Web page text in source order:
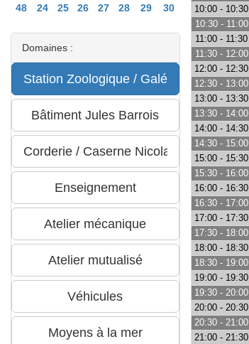
48
24 25 26 27 28 29 30
Domaines :
10:00 - 10:30
10:30 - 11:00
11:00 - 11:30
11:30 - 12:00
12:00 - 12:30
12:30 - 13:00
13:00 - 13:30
13:30 - 14:00
14:00 - 14:30
14:30 - 15:00
15:00 - 15:30
15:30 - 16:00
16:00 - 16:30
16:30 - 17:00
17:00 - 17:30
17:30 - 18:00
18:00 - 18:30
18:30 - 19:00
19:00 - 19:30
19:30 - 20:00
20:00 - 20:30
20:30 - 21:00
21:00 - 21:30